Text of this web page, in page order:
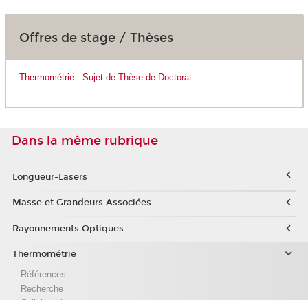
Offres de stage / Thèses
Thermométrie - Sujet de Thèse de Doctorat
Dans la même rubrique
Longueur-Lasers
Masse et Grandeurs Associées
Rayonnements Optiques
Thermométrie
Références
Recherche